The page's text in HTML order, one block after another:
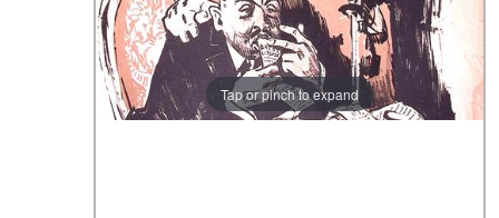
Tap or pinch to expand